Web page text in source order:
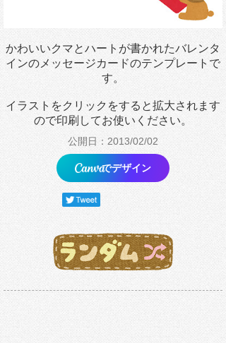
かわいいクマとハートが書かれたバレンタ
インのメッセージカードのテンプレートで
す。
イラストをクリックをすると拡大されます
ので印刷してお使いください。
公開日：2013/02/02
でデザイン